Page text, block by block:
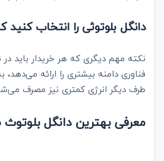
دانگل بلوتوثی را انتخاب کنید که از
فناوری دامنه بیشتری را ارائه
طرف دیگر انرژی کمتری نیز مصرف
معرفی بهترین دانگل‌ بلوتوث